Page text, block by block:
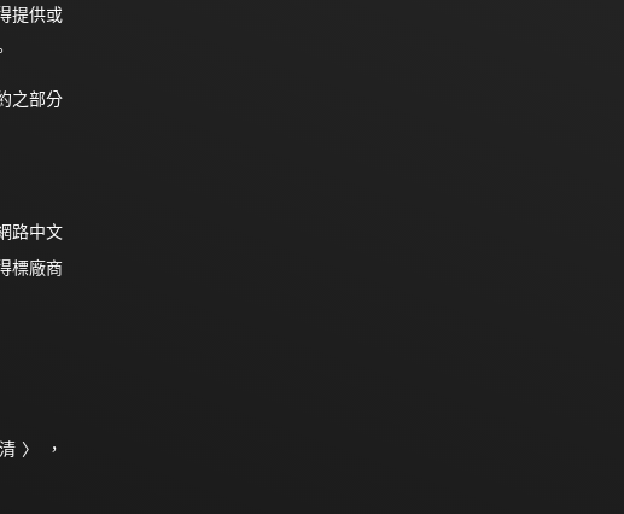
提供或
之部分
路中文
標廠商
〉，